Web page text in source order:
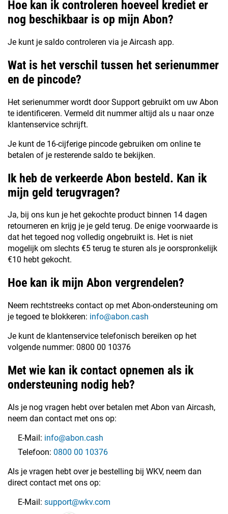
Hoe kan ik controleren hoeveel krediet er
nog beschikbaar is op mijn Abon?
Je kunt je saldo controleren via je Aircash app.
Wat is het verschil tussen het serienummer
en de pincode?
Het serienummer wordt door Support gebruikt om uw Abon
te identificeren. Vermeld dit nummer altijd als u naar onze
klantenservice schrijft.
Je kunt de 16-cijferige pincode gebruiken om online te
betalen of je resterende saldo te bekijken.
Ik heb de verkeerde Abon besteld. Kan ik
mijn geld terugvragen?
Ja, bij ons kun je het gekochte product binnen 14 dagen
retourneren en krijg je je geld terug. De enige voorwaarde is
dat het tegoed nog volledig ongebruikt is. Het is niet
mogelijk om slechts €5 terug te sturen als je oorspronkelijk
€10 hebt gekocht.
Hoe kan ik mijn Abon vergrendelen?
Neem rechtstreeks contact op met Abon-ondersteuning om
je tegoed te blokkeren: info@abon.cash
Je kunt de klantenservice telefonisch bereiken op het
volgende nummer: 0800 00 10376
Met wie kan ik contact opnemen als ik
ondersteuning nodig heb?
Als je nog vragen hebt over betalen met Abon van Aircash,
neem dan contact met ons op:
E-Mail: info@abon.cash
Telefoon: 0800 00 10376
Als je vragen hebt over je bestelling bij WKV, neem dan
direct contact met ons op:
E-Mail: support@wkv.com